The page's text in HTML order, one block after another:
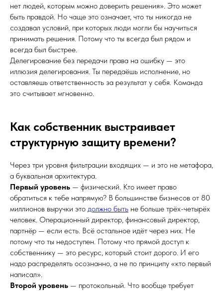
нет людей, которым можно доверить решения». Это может
быть правдой. Но чаще это означает, что ты никогда не
создавал условий, при которых люди могли бы научиться
принимать решения. Потому что ты всегда был рядом и
всегда был быстрее.
Делегирование без передачи права на ошибку — это
иллюзия делегирования. Ты передаёшь исполнение, но
оставляешь ответственность за результат у себя. Команда
это считывает мгновенно.
Как собственник выстраивает
структурную защиту времени?
Через три уровня фильтрации входящих — и это не метафора,
а буквальная архитектура.
Первый уровень — физический. Кто имеет право
обратиться к тебе напрямую? В большинстве бизнесов от 80
миллионов выручки это должно быть не больше трёх-четырёх
человек. Операционный директор, финансовый директор,
партнёр — если есть. Всё остальное идёт через них. Не
потому что ты недоступен. Потому что прямой доступ к
собственнику — это ресурс, который стоит дорого. И его
надо распределять осознанно, а не по принципу «кто первый
написал».
Второй уровень — протокольный. Что вообще требует